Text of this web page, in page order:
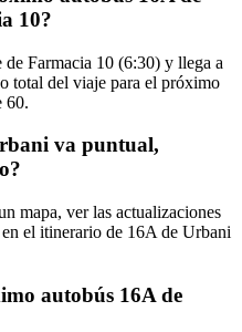
10?
Farmacia 10 (6:30) y llega a
total del viaje para el próximo
60.
va puntual,
mapa, ver las actualizaciones
el itinerario de 16A de Urbani
autobús 16A de